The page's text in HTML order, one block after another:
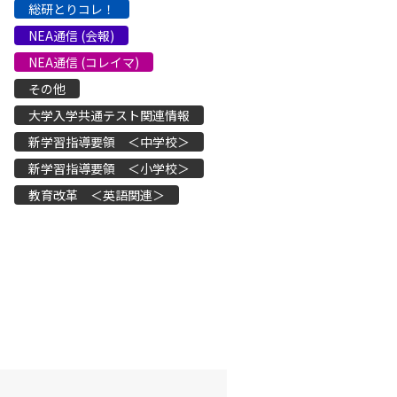
総研とりコレ！
NEA通信 (会報)
NEA通信 (コレイマ)
その他
大学入学共通テスト関連情報
新学習指導要領 ＜中学校＞
新学習指導要領 ＜小学校＞
教育改革 ＜英語関連＞